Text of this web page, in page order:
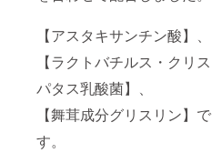
【アスタキサンチン酸】、
【ラクトバチルス・クリス
パタス乳酸菌】、
【舞茸成分グリスリン】で
す。